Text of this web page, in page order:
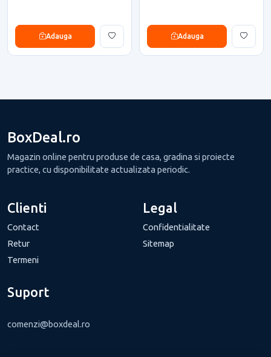
Adauga Adauga
BoxDeal.ro
Magazin online pentru produse de casa, gradina si proiecte
practice, cu disponibilitate actualizata periodic.
Clienti
Contact
Retur
Termeni
Legal
Confidentialitate
Sitemap
Suport
comenzi@boxdeal.ro